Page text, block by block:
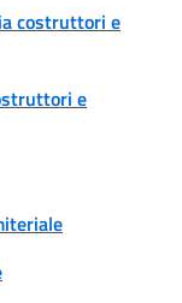
costruttori e
e